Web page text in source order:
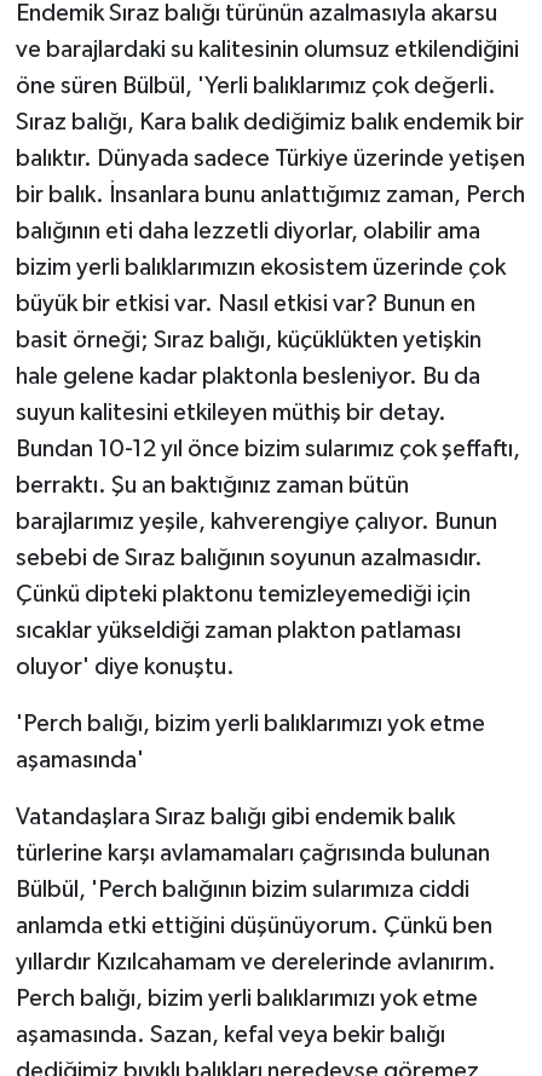
Endemik Sıraz balığı türünün azalmasıyla akarsu
ve barajlardaki su kalitesinin olumsuz etkilendiğini
öne süren Bülbül, 'Yerli balıklarımız çok değerli.
Sıraz balığı, Kara balık dediğimiz balık endemik bir
balıktır. Dünyada sadece Türkiye üzerinde yetişen
bir balık. İnsanlara bunu anlattığımız zaman, Perch
balığının eti daha lezzetli diyorlar, olabilir ama
bizim yerli balıklarımızın ekosistem üzerinde çok
büyük bir etkisi var. Nasıl etkisi var? Bunun en
basit örneği; Sıraz balığı, küçüklükten yetişkin
hale gelene kadar plaktonla besleniyor. Bu da
suyun kalitesini etkileyen müthiş bir detay.
Bundan 10-12 yıl önce bizim sularımız çok şeffaftı,
berraktı. Şu an baktığınız zaman bütün
barajlarımız yeşile, kahverengiye çalıyor. Bunun
sebebi de Sıraz balığının soyunun azalmasıdır.
Çünkü dipteki plaktonu temizleyemediği için
sıcaklar yükseldiği zaman plakton patlaması
oluyor' diye konuştu.
'Perch balığı, bizim yerli balıklarımızı yok etme
aşamasında'
Vatandaşlara Sıraz balığı gibi endemik balık
türlerine karşı avlamamaları çağrısında bulunan
Bülbül, 'Perch balığının bizim sularımıza ciddi
anlamda etki ettiğini düşünüyorum. Çünkü ben
yıllardır Kızılcahamam ve derelerinde avlanırım.
Perch balığı, bizim yerli balıklarımızı yok etme
aşamasında. Sazan, kefal veya bekir balığı